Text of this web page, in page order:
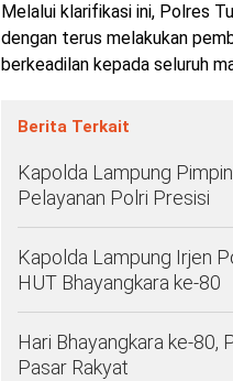
Melalui klarifikasi ini, Polres
dengan terus melakukan
berkeadilan kepada seluruh
Berita Terkait
Kapolda Lampung
Pelayanan Polri Presisi
Kapolda Lampung Irjen
HUT Bhayangkara ke-80
Hari Bhayangkara ke-80,
Pasar Rakyat